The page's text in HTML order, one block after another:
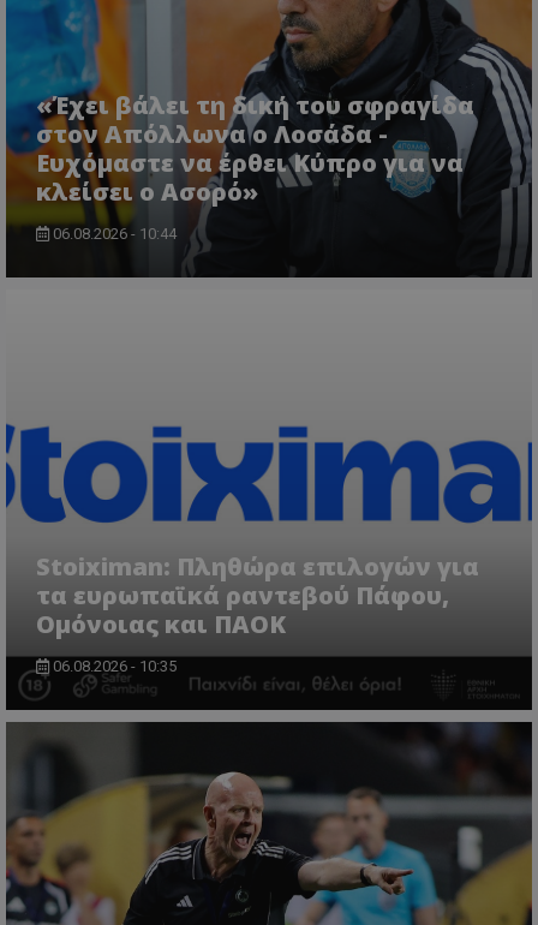
«Έχει βάλει τη δική του σφραγίδα
στον Απόλλωνα ο Λοσάδα -
Ευχόμαστε να έρθει Κύπρο για να
κλείσει ο Ασορό»
06.08.2026 - 10:44
Stoiximan: Πληθώρα επιλογών για
τα ευρωπαϊκά ραντεβού Πάφου,
Ομόνοιας και ΠΑΟΚ
06.08.2026 - 10:35